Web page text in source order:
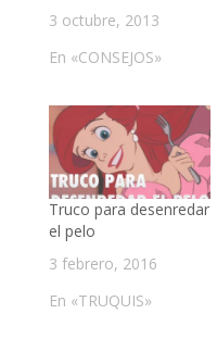
3 octubre, 2013
En «CONSEJOS»
Truco para desenredar
el pelo
3 febrero, 2016
En «TRUQUIS»